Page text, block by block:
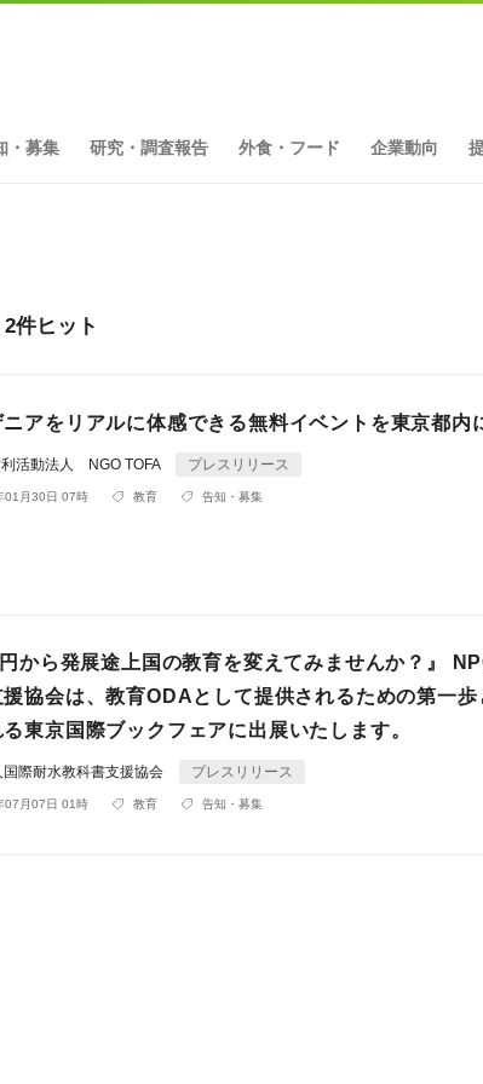
・募集 研究・調査報告 外食・フード 企業動向
件ヒット
ニアをリアルに体感できる無料イベントを東京都内
活動法人 NGO TOFA プレスリリース
01月30日 07時 教育 告知・募集
円から発展途上国の教育を変えてみませんか？』
協会は、教育ODAとして提供されるための第一
東京国際ブックフェアに出展いたします。
国際耐水教科書支援協会 プレスリリース
07月07日 01時 教育 告知・募集